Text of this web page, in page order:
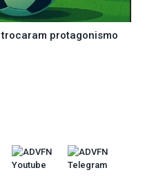
protagonismo